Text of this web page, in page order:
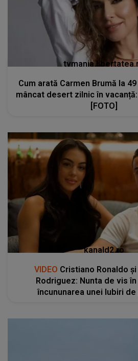
Cum arată Carmen Brumă la
mâncat desert zilnic în
[FOTO]
kanald2.ro
VIDEO Cristiano Ronaldo
Rodriguez: Nunta de vis
încununarea unei Iubiri